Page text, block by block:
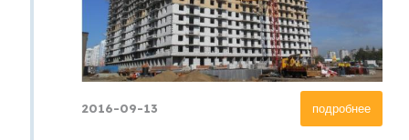
подробнее
2016-09-13